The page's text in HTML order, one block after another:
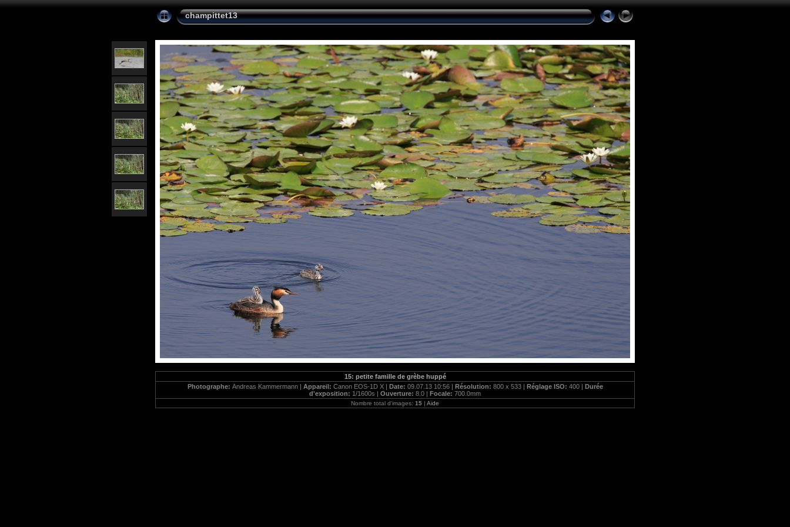
champittet13
15: petite famille de grèbe huppé
Photographe: Andreas Kammermann | Appareil: Canon EOS-1D X | Date: 09.07.13 10:56 | Résolution: 800 x 533 | Réglage ISO: 400 | Durée
d'exposition: 1/1600s | Ouverture: 8.0 | Focale: 700.0mm
Nombre total d'images: 15 | Aide